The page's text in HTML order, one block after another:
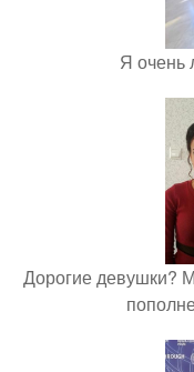
Я очень
Дорогие девушки?